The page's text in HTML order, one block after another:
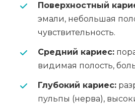
Поверхностный
эмали, небольшая
чувствительность.
Средний кариес:
видимая полость,
Глубокий кариес:
пульпы (нерва),